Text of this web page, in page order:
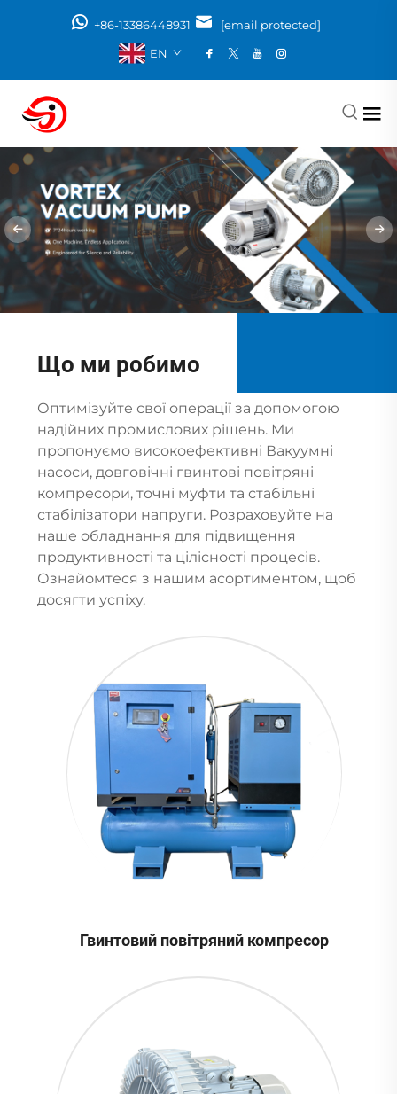
+86-13386448931
[email protected]
EN
Що ми робимо
Оптимізуйте свої операції за допомогою
надійних промислових рішень. Ми
пропонуємо високоефективні Вакуумні
насоси, довговічні гвинтові повітряні
компресори, точні муфти та стабільні
стабілізатори напруги. Розраховуйте на
наше обладнання для підвищення
продуктивності та цілісності процесів.
Ознайомтеся з нашим асортиментом, щоб
досягти успіху.
Гвинтовий повітряний компресор